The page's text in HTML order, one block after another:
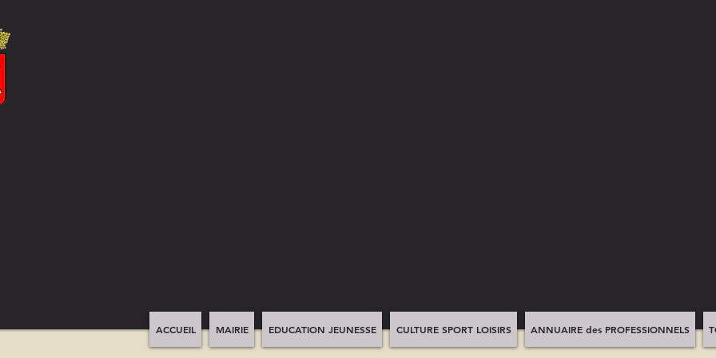
ACCUEIL MAIRIE EDUCATION JEUNESSE CULTURE SPORT LOISIRS ANNUAIRE des PROFESSIONNELS